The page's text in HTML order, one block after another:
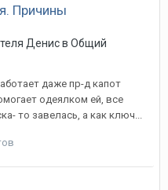
Причины
Денисв Общий
даже пр-д капот
одеялком ей, все
то завелась, а как ключ...